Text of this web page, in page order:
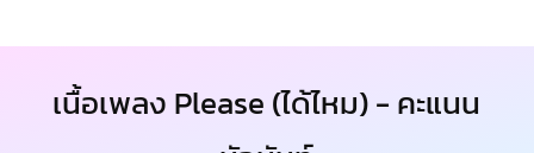
เนื้อเพลง Please (ได้ไหม) - คะแนน